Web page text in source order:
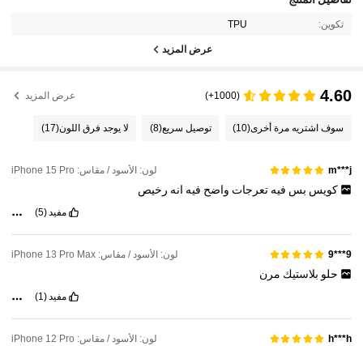
تكوين: TPU
عرض المزيد
4.60
(1000+) عرض المزيد
سوف اشتريه مرة أخرى(10) توصيل سريع(8) لا يوجد فرق اللون(17)
m***j لون: الأسود / مقاس: iPhone 15 Pro
كويس بس فيه تعرجات واضح فيه انه رخيص
مفيد(5)
9***9 لون: الأسود / مقاس: iPhone 13 Pro Max
حلو بلاستيك مرن
مفيد(1)
h***h لون: الأسود / مقاس: iPhone 12 Pro